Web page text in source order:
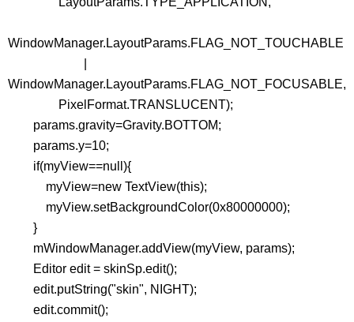
WindowManager.LayoutParams.FLAG_NOT_TOUCHABLE
WindowManager.LayoutParams.FLAG_NOT_FOCUSABLE,
PixelFormat.TRANSLUCENT);
params.gravity=Gravity.BOTTOM;
params.y=10;
if(myView==null){
myView=new TextView(this);
myView.setBackgroundColor(0x80000000);
}
mWindowManager.addView(myView, params);
Editor edit = skinSp.edit();
edit.putString("skin", NIGHT);
edit.commit();